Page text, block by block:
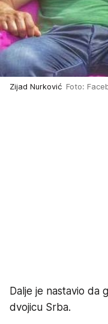
Zijad Nurković Foto:
Dalje je nastavio da
dvojicu Srba.